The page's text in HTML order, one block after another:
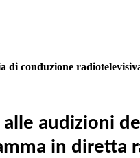
conduzione
audizioni
in diretta